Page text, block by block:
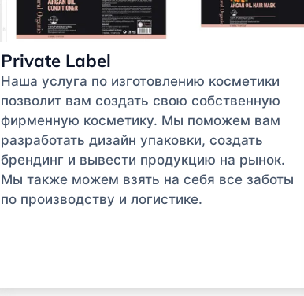
Private Label
Наша услуга по изготовлению косметики
позволит вам создать свою собственную
фирменную косметику. Мы поможем вам
разработать дизайн упаковки, создать
брендинг и вывести продукцию на рынок.
Мы также можем взять на себя все заботы
по производству и логистике.